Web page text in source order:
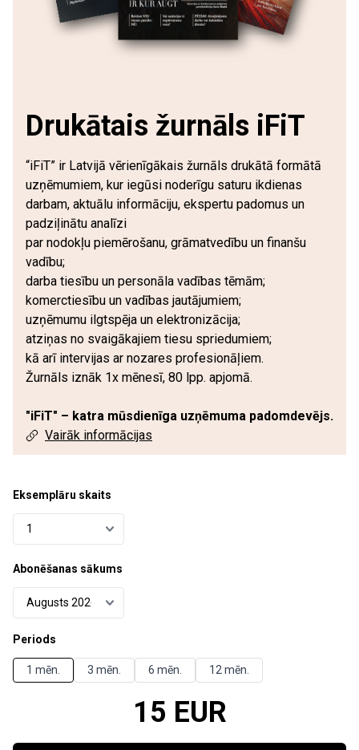
Drukātais žurnāls iFiT
“iFiT” ir Latvijā vērienīgākais žurnāls drukātā formātā
uzņēmumiem, kur iegūsi noderīgu saturu ikdienas
darbam, aktuālu informāciju, ekspertu padomus un
padziļinātu analīzi
par nodokļu piemērošanu, grāmatvedību un finanšu
vadību;
darba tiesību un personāla vadības tēmām;
komerctiesību un vadības jautājumiem;
uzņēmumu ilgtspēja un elektronizācija;
atziņas no svaigākajiem tiesu spriedumiem;
kā arī intervijas ar nozares profesionāļiem.
Žurnāls iznāk 1x mēnesī, 80 lpp. apjomā.
"iFiT" – katra mūsdienīga uzņēmuma padomdevējs.
Vairāk informācijas
Eksemplāru skaits
Abonēšanas sākums
Periods
1 mēn. 3 mēn. 6 mēn. 12 mēn.
15 EUR